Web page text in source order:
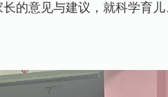
的意见与建议，就科学育